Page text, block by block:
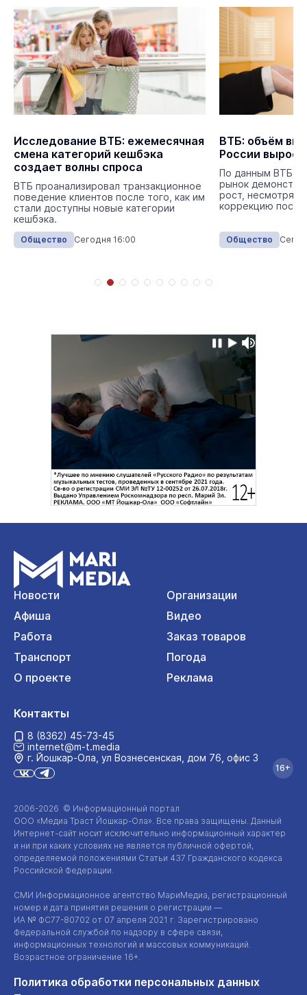
Исследование ВТБ: ежемесячная
смена категорий кешбэка
создает волны спроса
ВТБ проанализировал транзакционное
поведение клиентов после того, как им
стали доступны новые категории
кешбэка.
Общество Сегодня 16:00
ВТБ: объём
России вырос
По данным ВТБ,
рынок
рост, несмотря
коррекцию
Общество
Новости
Организации
Афиша
Видео
Работа
Заказ товаров
Транспорт
Погода
О проекте
Реклама
2006-2026 © Информационный портал
ООО «Медиа Траст Йошкар-Ола». Все права защищены. Данный
Интернет-сайт носит исключительно информационный характер
и ни при каких условиях не является публичной офертой,
определяемой положениями Статьи 437 Гражданского кодекса
Российской Федерации.
СМИ Информационное агентство МариМедиа, регистрационный
номер и дата принятия решения о регистрации —
ИА № ФС77-80702 от 07 апреля 2021 г. Зарегистрировано
Федеральной службой по надзору в сфере связи,
информационных технологий и массовых коммуникаций.
Возрастное ограничение 16+.
Политика обработки персональных данных
Контакты
8 (8362) 45-73-45
internet@m-t.media
г. Йошкар‑Ола, ул Вознесенская, дом 76, офис 3
16+